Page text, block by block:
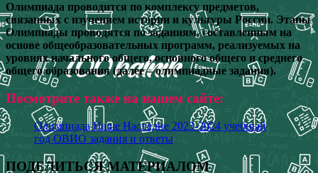
Олимпиада проводится по комплексу предметов,
связанных с изучением истории и культуры России. Этапы
Олимпиады проводятся по заданиям, составленным на
основе общеобразовательных программ, реализуемых на
уровнях начального общего, основного общего и среднего
общего образования (далее – олимпиадные задания).
Посмотрите также на нашем сайте:
Олимпиада Наше Наследие 2023-2024 учебный
год ОВИО задания и ответы
ПОДЕЛИТЬСЯ МАТЕРИАЛОМ